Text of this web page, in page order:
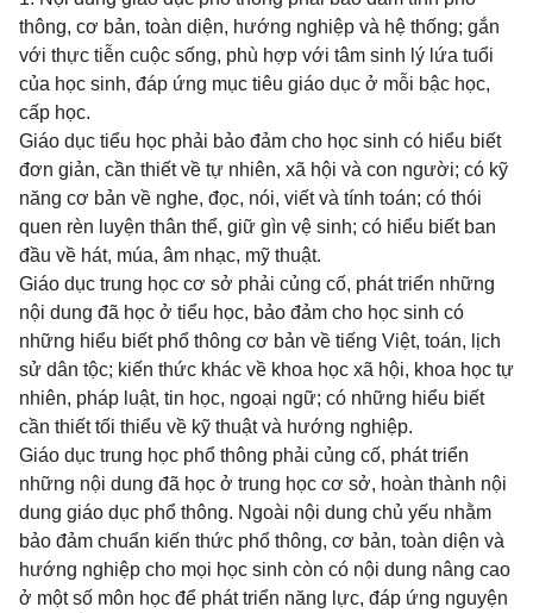
thông, cơ bản, toàn diện, hướng nghiệp và hệ thống; gắn
với thực tiễn cuộc sống, phù hợp với tâm sinh lý lứa tuổi
của học sinh, đáp ứng mục tiêu giáo dục ở mỗi bậc học,
cấp học.
Giáo dục tiểu học phải bảo đảm cho học sinh có hiểu biết
đơn giản, cần thiết về tự nhiên, xã hội và con người; có kỹ
năng cơ bản về nghe, đọc, nói, viết và tính toán; có thói
quen rèn luyện thân thể, giữ gìn vệ sinh; có hiểu biết ban
đầu về hát, múa, âm nhạc, mỹ thuật.
Giáo dục trung học cơ sở phải củng cố, phát triển những
nội dung đã học ở tiểu học, bảo đảm cho học sinh có
những hiểu biết phổ thông cơ bản về tiếng Việt, toán, lịch
sử dân tộc; kiến thức khác về khoa học xã hội, khoa học tự
nhiên, pháp luật, tin học, ngoại ngữ; có những hiểu biết
cần thiết tối thiểu về kỹ thuật và hướng nghiệp.
Giáo dục trung học phổ thông phải củng cố, phát triển
những nội dung đã học ở trung học cơ sở, hoàn thành nội
dung giáo dục phổ thông. Ngoài nội dung chủ yếu nhằm
bảo đảm chuẩn kiến thức phổ thông, cơ bản, toàn diện và
hướng nghiệp cho mọi học sinh còn có nội dung nâng cao
ở một số môn học để phát triển năng lực, đáp ứng nguyện